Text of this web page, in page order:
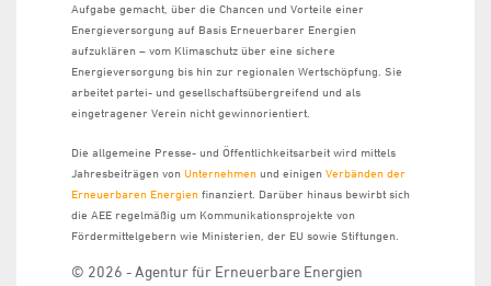
Aufgabe gemacht, über die Chancen und Vorteile einer
Energieversorgung auf Basis Erneuerbarer Energien
aufzuklären – vom Klimaschutz über eine sichere
Energieversorgung bis hin zur regionalen Wertschöpfung. Sie
arbeitet partei- und gesellschaftsübergreifend und als
eingetragener Verein nicht gewinnorientiert.
Die allgemeine Presse- und Öffentlichkeitsarbeit wird mittels
Jahresbeiträgen von Unternehmen und einigen Verbänden der
Erneuerbaren Energien finanziert. Darüber hinaus bewirbt sich
die AEE regelmäßig um Kommunikationsprojekte von
Fördermittelgebern wie Ministerien, der EU sowie Stiftungen.
© 2026 - Agentur für Erneuerbare Energien